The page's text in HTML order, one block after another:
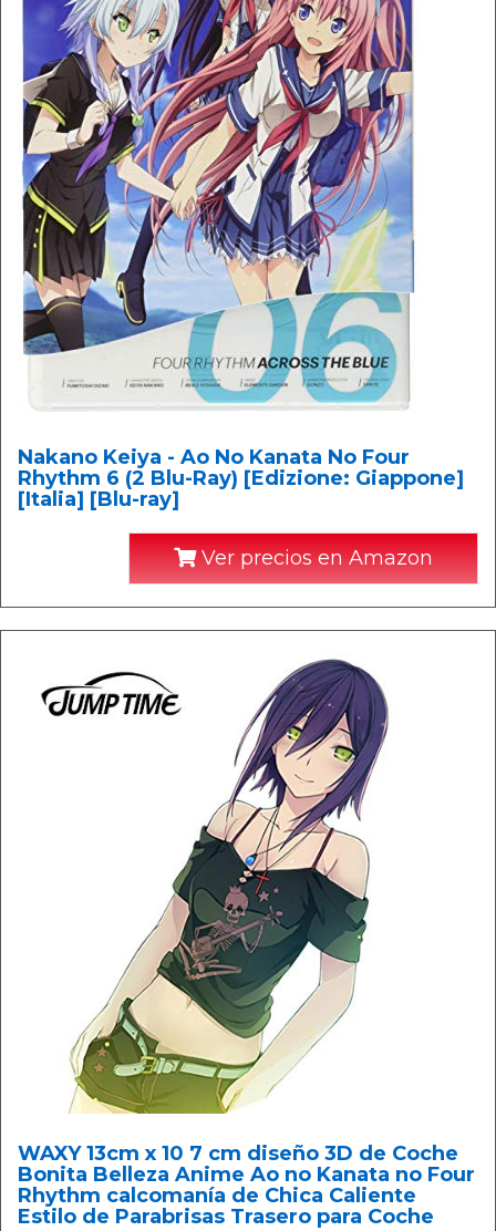
Nakano Keiya - Ao No Kanata No Four
Rhythm 6 (2 Blu-Ray) [Edizione: Giappone]
[Italia] [Blu-ray]
Ver precios en Amazon
WAXY 13cm x 10 7 cm diseño 3D de Coche
Bonita Belleza Anime Ao no Kanata no Four
Rhythm calcomanía de Chica Caliente
Estilo de Parabrisas Trasero para Coche